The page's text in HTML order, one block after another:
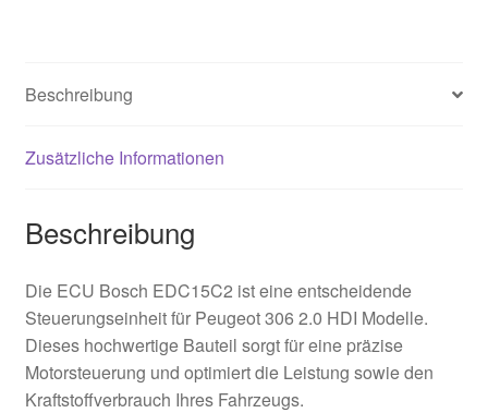
Beschreibung
Zusätzliche Informationen
Beschreibung
Die ECU Bosch EDC15C2 ist eine entscheidende
Steuerungseinheit für Peugeot 306 2.0 HDI Modelle.
Dieses hochwertige Bauteil sorgt für eine präzise
Motorsteuerung und optimiert die Leistung sowie den
Kraftstoffverbrauch Ihres Fahrzeugs.